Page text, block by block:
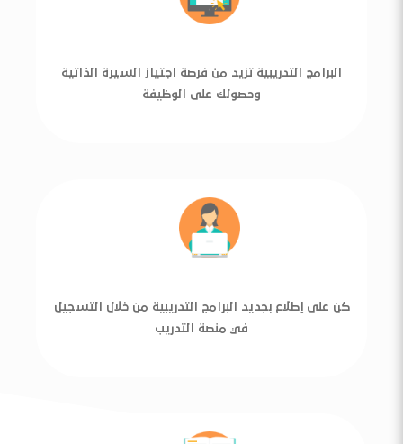
البرامج التدريبية تزيد من فرصة اجتياز السيرة الذاتية
وحصولك على الوظيفة
كن على إطلاع بجديد البرامج التدريبية من خلال التسجيل
في منصة التدريب